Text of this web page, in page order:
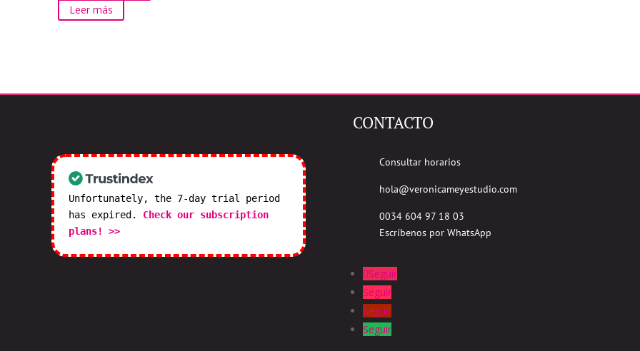
Leer más
Unfortunately, the 7-day trial period
has expired. Check our subscription
plans! >>
CONTACTO
Consultar horarios
hola@veronicameyestudio.com
0034 604 97 18 03
Escríbenos por WhatsApp
Seguir
Seguir
Seguir
Seguir